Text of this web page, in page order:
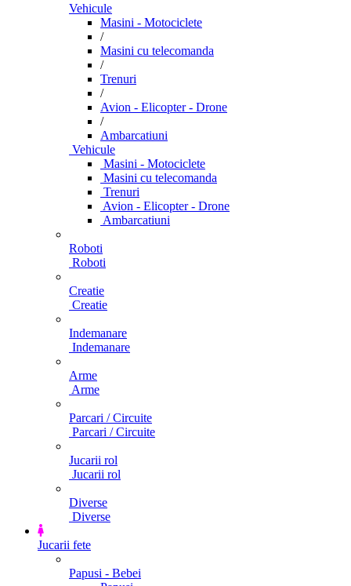
Vehicule
Masini - Motociclete
/
Masini cu telecomanda
/
Trenuri
/
Avion - Elicopter - Drone
/
Ambarcatiuni
Vehicule
Masini - Motociclete
Masini cu telecomanda
Trenuri
Avion - Elicopter - Drone
Ambarcatiuni
Roboti
Roboti
Creatie
Creatie
Indemanare
Indemanare
Arme
Arme
Parcari / Circuite
Parcari / Circuite
Jucarii rol
Jucarii rol
Diverse
Diverse
Jucarii fete
Papusi - Bebei